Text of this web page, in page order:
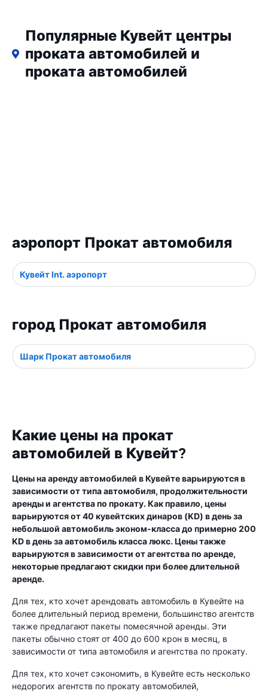
Популярные Кувейт центры
проката автомобилей и
проката автомобилей
аэропорт Прокат автомобиля
Кувейт Int. аэропорт
город Прокат автомобиля
Шарк Прокат автомобиля
Какие цены на прокат
автомобилей в Кувейт?
Цены на аренду автомобилей в Кувейте варьируются в
зависимости от типа автомобиля, продолжительности
аренды и агентства по прокату. Как правило, цены
варьируются от 40 кувейтских динаров (KD) в день за
небольшой автомобиль эконом-класса до примерно 200
KD в день за автомобиль класса люкс. Цены также
варьируются в зависимости от агентства по аренде,
некоторые предлагают скидки при более длительной
аренде.
Для тех, кто хочет арендовать автомобиль в Кувейте на
более длительный период времени, большинство агентств
также предлагают пакеты помесячной аренды. Эти
пакеты обычно стоят от 400 до 600 крон в месяц, в
зависимости от типа автомобиля и агентства по прокату.
Для тех, кто хочет сэкономить, в Кувейте есть несколько
недорогих агентств по прокату автомобилей,